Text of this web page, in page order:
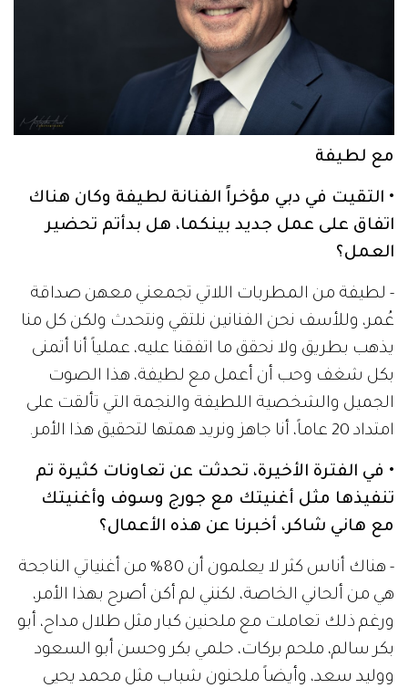
مع لطيفة
• التقيت في دبي مؤخراً الفنانة لطيفة وكان هناك
اتفاق على عمل جديد بينكما، هل بدأتم تحضير
العمل؟
- لطيفة من المطربات اللاتي تجمعني معهن صداقة
عُمر، وللأسف نحن الفنانين نلتقي ونتحدث ولكن كل منا
يذهب بطريق ولا نحقق ما اتفقنا عليه، عملياً أنا أتمنى
بكل شغف وحب أن أعمل مع لطيفة، هذا الصوت
الجميل والشخصية اللطيفة والنجمة التي تألقت على
امتداد 20 عاماً، أنا جاهز ونريد همتها لتحقيق هذا الأمر.
• في الفترة الأخيرة، تحدثت عن تعاونات كثيرة تم
تنفيذها مثل أغنيتك مع جورج وسوف وأغنيتك
مع هاني شاكر، أخبرنا عن هذه الأعمال؟
- هناك أناس كثر لا يعلمون أن 80% من أغنياتي الناجحة
هي من ألحاني الخاصة، لكنني لم أكن أصرح بهذا الأمر،
ورغم ذلك تعاملت مع ملحنين كبار مثل طلال مداح، أبو
بكر سالم، ملحم بركات، حلمي بكر وحسن أبو السعود
ووليد سعد، وأيضاً ملحنون شباب مثل محمد يحيى